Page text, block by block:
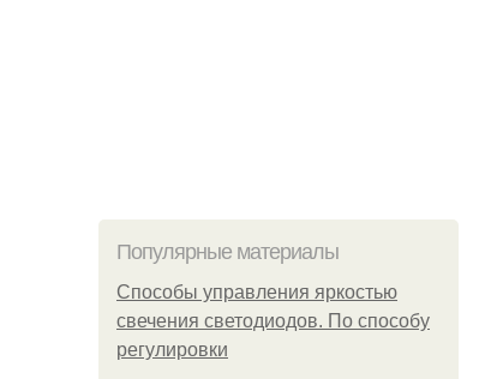
Популярные материалы
Способы управления яркостью
свечения светодиодов. По способу
регулировки